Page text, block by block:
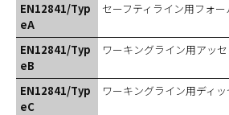
EN12841/Typ
eA
セーフティライン用フォー
EN12841/Typ
eB
ワーキングライン用アッ
EN12841/Typ
eC
ワーキングライン用ディ